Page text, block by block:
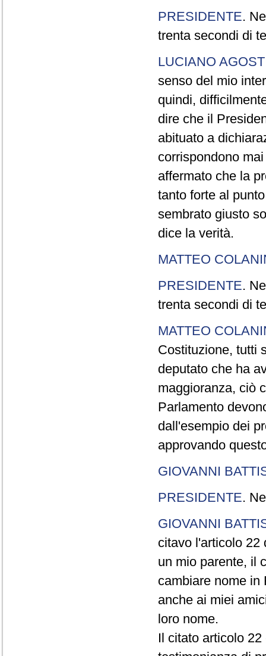
PRESIDENTE.
trenta secondi di
LUCIANO
senso del mio
quindi,
dire che il
abituato a
corrispondono
affermato che la
tanto forte al
sembrato giusto
dice la verità.
MATTEO
PRESIDENTE.
trenta secondi di
MATTEO
Costituzione, tutti
deputato che ha
maggioranza, ciò
Parlamento
dall'esempio dei
approvando
GIOVANNI
PRESIDENTE.
GIOVANNI
citavo l'articolo 22
un mio parente, il
cambiare nome in
anche ai miei
loro nome.
Il citato articolo